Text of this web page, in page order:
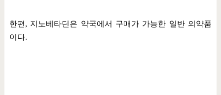
한편 , 지노베타딘은 약국에서 구매가 가능한 일반 의약품
이다.